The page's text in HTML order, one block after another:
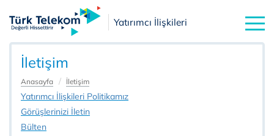
Yatırımcı İlişkileri
İletişim
Anasayfa İletişim
Yatırımcı İlişkileri Politikamız
Görüşlerinizi İletin
Bülten